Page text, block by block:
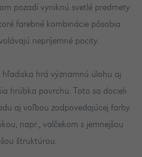
pozadí vyniknú svetlé predmety
farebné kombinácie pôsobia
nepríjemné pocity.
hrá významnú úlohu aj
hrúbka povrchu. Toto sa docieli
aj voľbou zodpovedajúcej farby
napr., valčekom s jemnejšou
štruktúrou.